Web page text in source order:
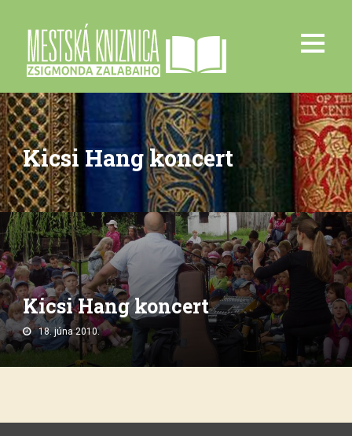
Kicsi Hang koncert
Kicsi Hang koncert
18. júna 2010.